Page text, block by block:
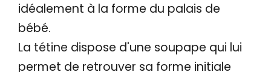
idéalement à la forme du palais de
bébé.
La tétine dispose d'une soupape qui lui
permet de retrouver sa forme initiale